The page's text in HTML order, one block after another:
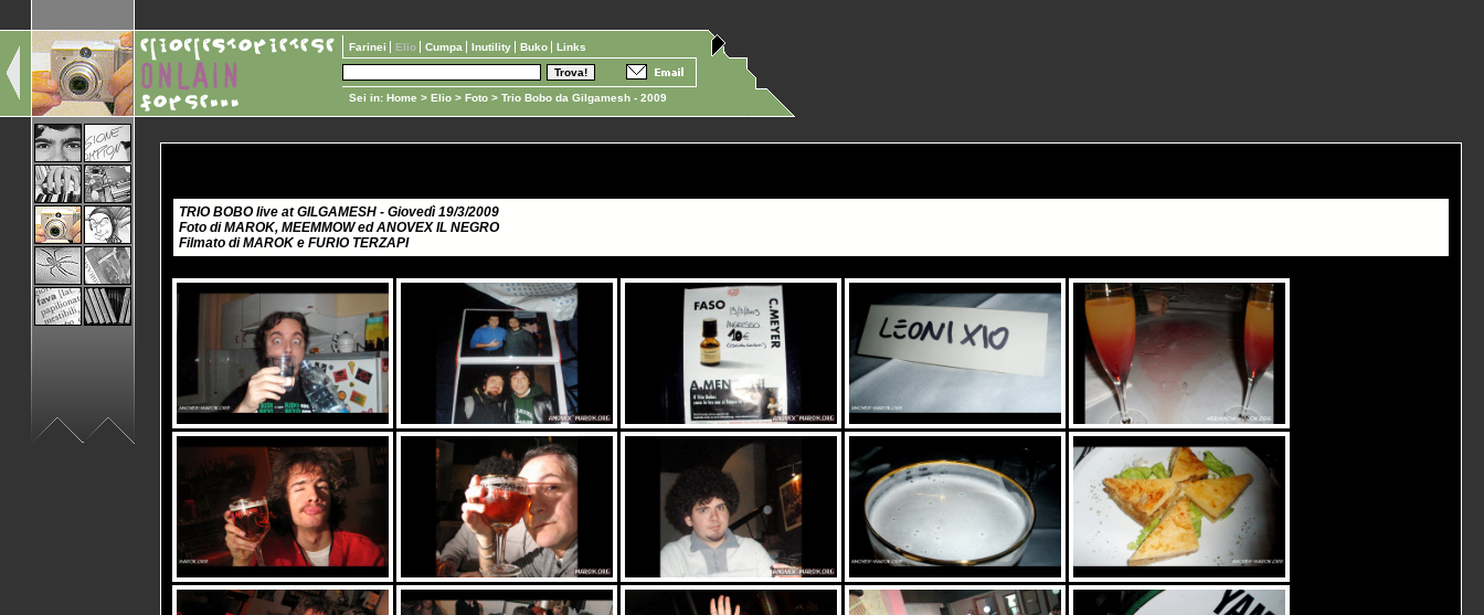
Sei in: Home > Elio > Foto > Trio Bobo da Gilgamesh - 2009
Farinei Elio Cumpa Inutility Buko Links
TRIO BOBO live at GILGAMESH - Giovedì 19/3/2009
Foto di MAROK, MEEMMOW ed ANOVEX IL NEGRO
Filmato di MAROK e FURIO TERZAPI